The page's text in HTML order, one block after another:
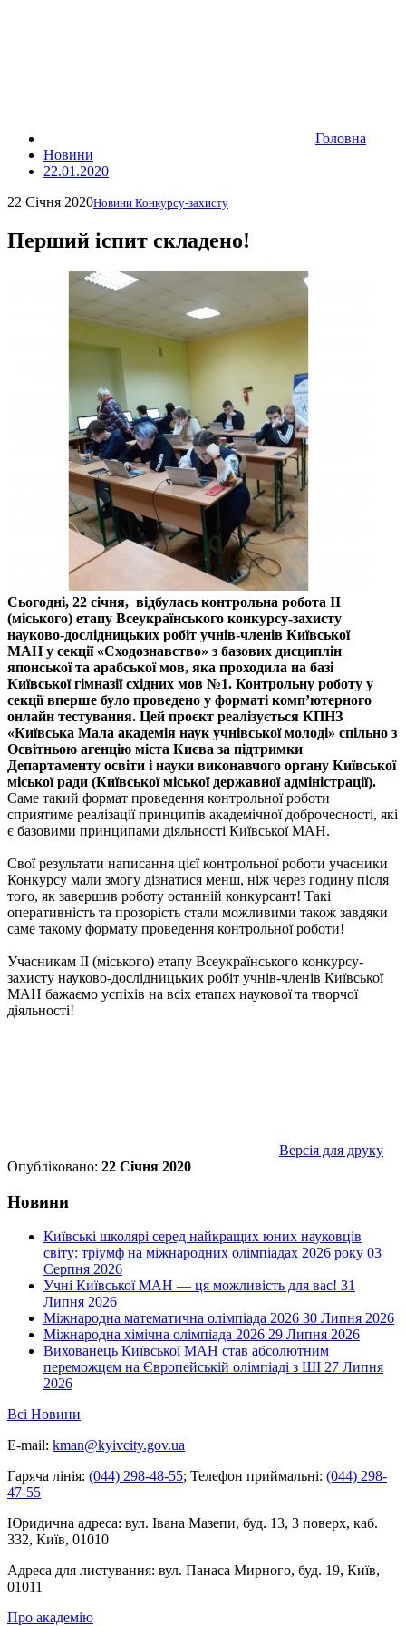
Головна
Новини
22.01.2020
22 Січня 2020Новини Конкурсу-захисту
Перший іспит складено!
Сьогодні, 22 січня, відбулась контрольна робота ІІ
(міського) етапу Всеукраїнського конкурсу-захисту
науково-дослідницьких робіт учнів-членів Київської
МАН у секції «Сходознавство» з базових дисциплін
японської та арабської мов, яка проходила на базі
Київської гімназії східних мов №1. Контрольну роботу у
секції вперше було проведено у форматі комп’ютерного
онлайн тестування. Цей проєкт реалізується КПНЗ
«Київська Мала академія наук учнівської молоді» спільно з
Освітньою агенцію міста Києва за підтримки
Департаменту освіти і науки виконавчого органу Київської
міської ради (Київської міської державної адміністрації).
Саме такий формат проведення контрольної роботи
сприятиме реалізації принципів академічної доброчесності, які
є базовими принципами діяльності Київської МАН.
Свої результати написання цієї контрольної роботи учасники
Конкурсу мали змогу дізнатися менш, ніж через годину після
того, як завершив роботу останній конкурсант! Такі
оперативність та прозорість стали можливими також завдяки
саме такому формату проведення контрольної роботи!
Учасникам ІІ (міського) етапу Всеукраїнського конкурсу-
захисту науково-дослідницьких робіт учнів-членів Київської
МАН бажаємо успіхів на всіх етапах наукової та творчої
діяльності!
Версія для друку
Опубліковано: 22 Січня 2020
Новини
Київські школярі серед найкращих юних науковців
світу: тріумф на міжнародних олімпіадах 2026 року 03
Серпня 2026
Учні Київської МАН — ця можливість для вас! 31
Липня 2026
Міжнародна математична олімпіада 2026 30 Липня 2026
Міжнародна хімічна олімпіада 2026 29 Липня 2026
Вихованець Київської МАН став абсолютним
переможцем на Європейській олімпіаді з ШІ 27 Липня
2026
Всі Новини
E-mail: kman@kyivcity.gov.ua
Гаряча лінія: (044) 298-48-55; Телефон приймальні: (044) 298-
47-55
Юридична адреса: вул. Івана Мазепи, буд. 13, 3 поверх, каб.
332, Київ, 01010
Адреса для листування: вул. Панаса Мирного, буд. 19, Київ,
01011
Про академію